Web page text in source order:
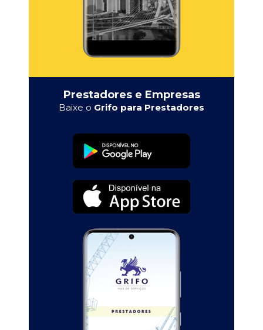
Prestadores e Empresas
Baixe o Grifo para Prestadores